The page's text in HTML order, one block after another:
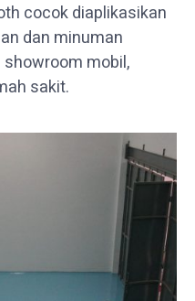
cocok diaplikasikan
dan minuman
mobil,
sakit.